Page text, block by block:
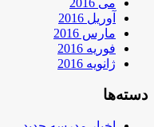
آوریل 2016
مارس 2016
فوریه 2016
ژانویه 2016
دسته‌ها